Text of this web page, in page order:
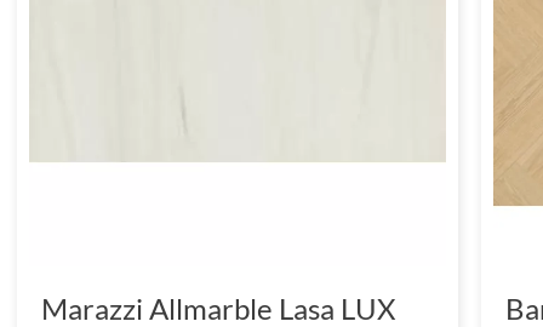
Marazzi Allmarble Lasa LUX